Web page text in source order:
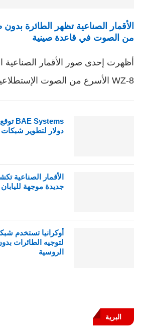
من الصوت في قاعدة صينية
أظهرت إحدى صور الأقمار الصناعية
WZ-8 الأسرع من الصوت الإستطلاعية متمركزة …
دولار لتطوير شبكات
الأقمار الصناعية
جديدة موجهة لليابان
لتوجيه الطائرات
الروسية
البرية